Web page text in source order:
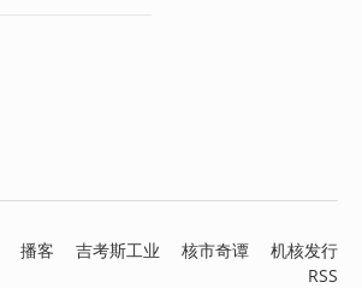
播客 吉考斯工业 核市奇谭
机核发行
RSS